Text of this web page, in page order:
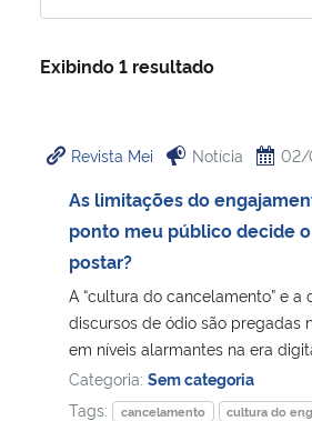
Ministério da Cidadania
Ministério de Minas e Energia
Ministério da Ciência, Tecnologia, Inovações e
Ministério do Meio Ambiente
Exibindo 1 resultado
Revista Mei Notícia 02/
As limitações do
ponto meu público decide
postar?
A “cultura do cancelamento” e a
discursos de ódio são pregadas
em níveis alarmantes na era
Categoria: Sem categoria
Tags:
cancelamento
cultura do